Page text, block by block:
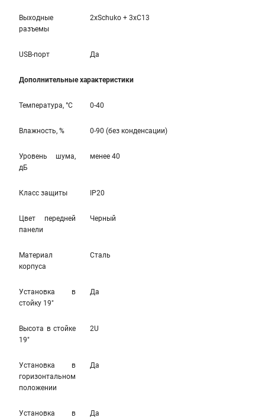
Выходные
разъемы
2xSchuko + 3xC13
USB-порт Да
Дополнительные характеристики
Температура, °С 0-40
Влажность, % 0-90 (без конденсации)
Уровень шума,
дБ
менее 40
Класс защиты IP20
Цвет передней
панели
Черный
Материал
корпуса
Сталь
Установка в
стойку 19"
Да
Высота в стойке
19"
2U
Установка в
горизонтальном
положении
Да
Установка в
Да